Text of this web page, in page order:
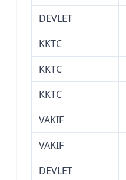
DEVLET
KKTC
KKTC
KKTC
VAKIF
VAKIF
DEVLET